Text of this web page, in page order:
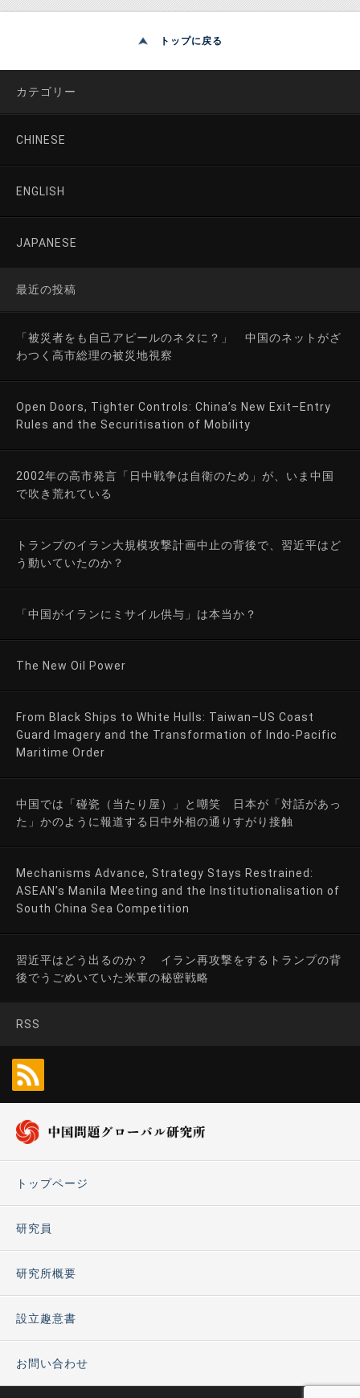
トップに戻る
カテゴリー
CHINESE
ENGLISH
JAPANESE
最近の投稿
「被災者をも自己アピールのネタに？」 中国のネットがざ
わつく高市総理の被災地視察
Open Doors, Tighter Controls: China’s New Exit–Entry
Rules and the Securitisation of Mobility
2002年の高市発言「日中戦争は自衛のため」が、いま中国
で吹き荒れている
トランプのイラン大規模攻撃計画中止の背後で、習近平はど
う動いていたのか？
「中国がイランにミサイル供与」は本当か？
The New Oil Power
From Black Ships to White Hulls: Taiwan–US Coast
Guard Imagery and the Transformation of Indo-Pacific
Maritime Order
中国では「碰瓷（当たり屋）」と嘲笑 日本が「対話があっ
た」かのように報道する日中外相の通りすがり接触
Mechanisms Advance, Strategy Stays Restrained:
ASEAN’s Manila Meeting and the Institutionalisation of
South China Sea Competition
習近平はどう出るのか？ イラン再攻撃をするトランプの背
後でうごめいていた米軍の秘密戦略
RSS
トップページ
研究員
研究所概要
設立趣意書
お問い合わせ